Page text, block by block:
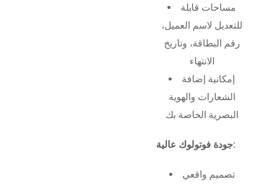
مساحات قابلة
للتعديل لاسم العميل،
رقم البطاقة، وتاريخ
الانتهاء
إمكانية إضافة
الشعارات والهوية
البصرية الخاصة بك
جودة فوتولوك عالية:
تصميم واقعي